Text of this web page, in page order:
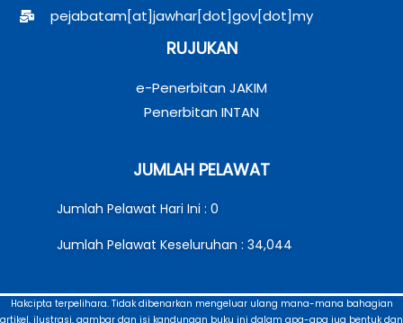
pejabatam[at]jawhar[dot]gov[dot]my
RUJUKAN
e-Penerbitan JAKIM
Penerbitan INTAN
JUMLAH PELAWAT
Jumlah Pelawat Hari Ini : 0
Jumlah Pelawat Keseluruhan : 34,044
Hakcipta terpelihara. Tidak dibenarkan mengeluar ulang mana-mana bahagian
artikel, ilustrasi, gambar dan isi kandungan buku ini dalam apa-apa jua bentuk dan